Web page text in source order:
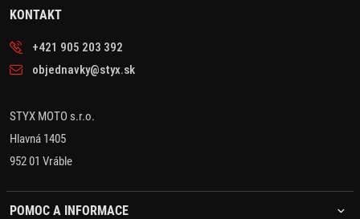
KONTAKT
+421 905 203 392
objednavky@styx.sk
STYX MOTO s.r.o.
Hlavná 1405
952 01 Vráble
POMOC A INFORMACE